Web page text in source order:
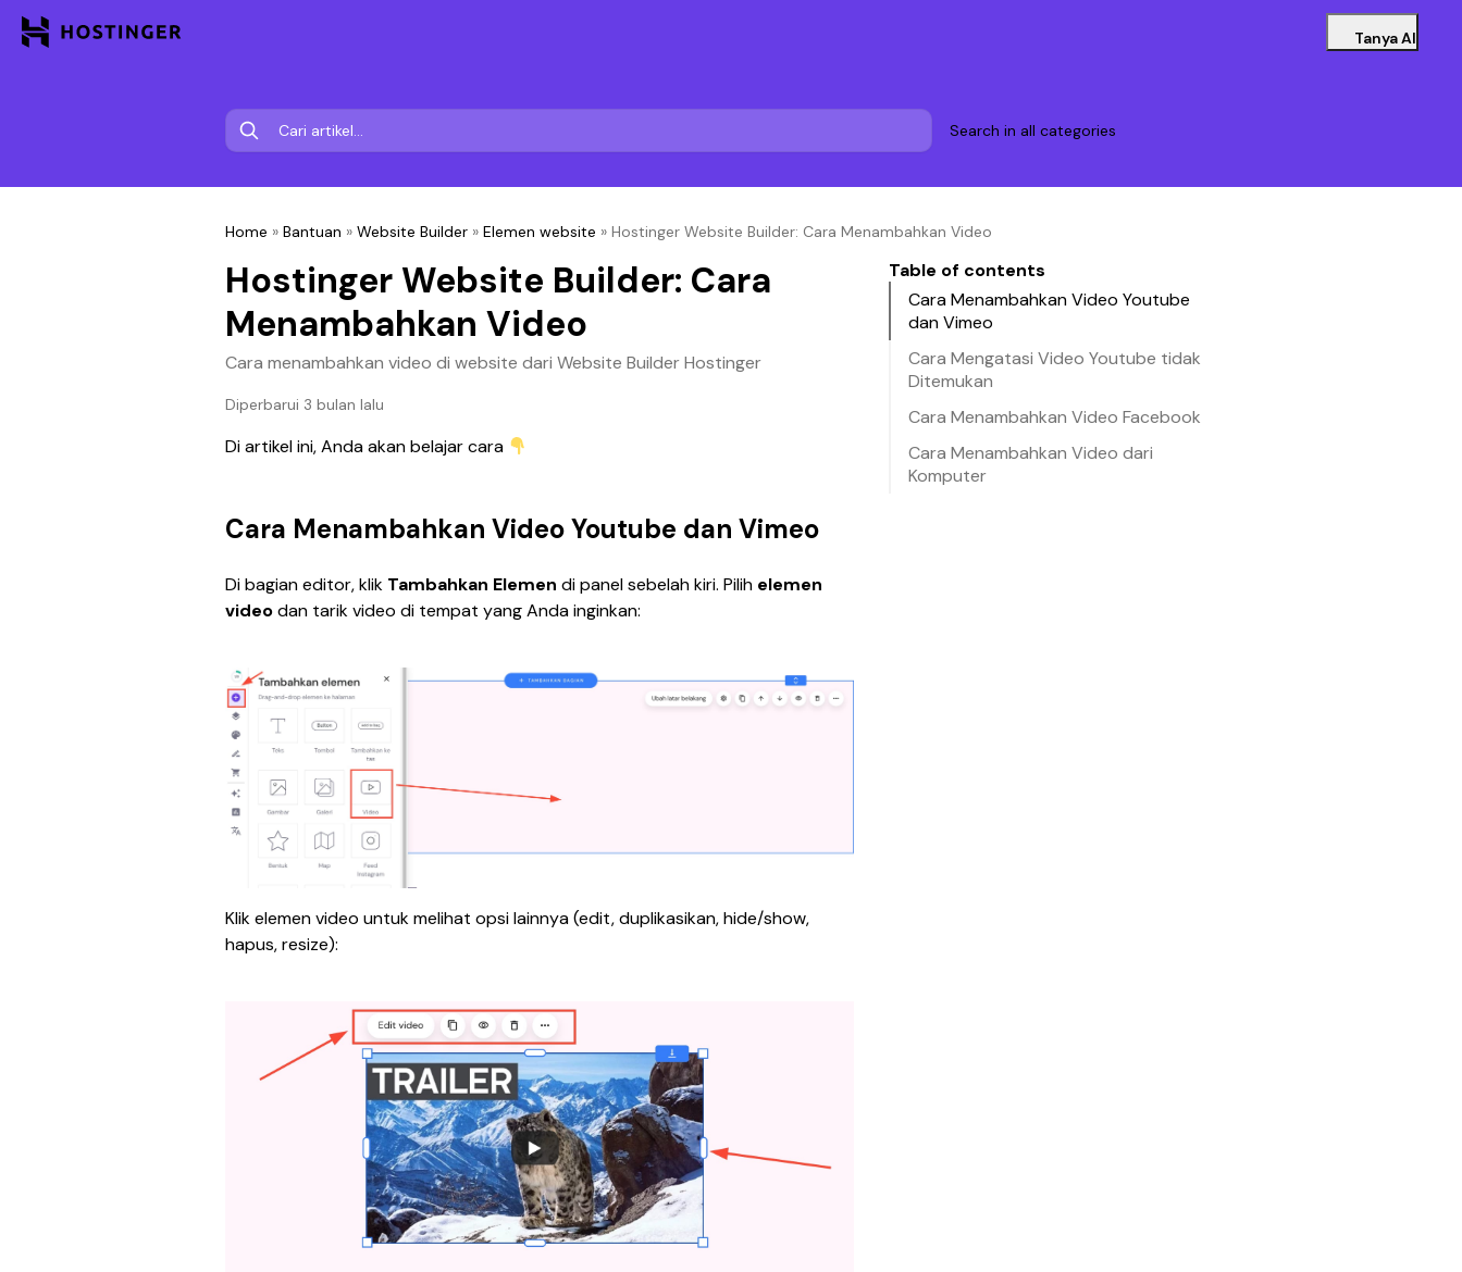
Tanya AI
Search in all categories
Home » Bantuan » Website Builder » Elemen website » Hostinger Website Builder: Cara Menambahkan Video
Hostinger Website Builder: Cara
Menambahkan Video
Cara menambahkan video di website dari Website Builder Hostinger
Diperbarui 3 bulan lalu
Di artikel ini, Anda akan belajar cara
Cara Menambahkan Video Youtube dan Vimeo
Di bagian editor, klik Tambahkan Elemen di panel sebelah kiri. Pilih elemen
video dan tarik video di tempat yang Anda inginkan:
Klik elemen video untuk melihat opsi lainnya (edit, duplikasikan, hide/show,
hapus, resize):
Table of contents
Cara Menambahkan Video Youtube
dan Vimeo
Cara Mengatasi Video Youtube tidak
Ditemukan
Cara Menambahkan Video Facebook
Cara Menambahkan Video dari
Komputer